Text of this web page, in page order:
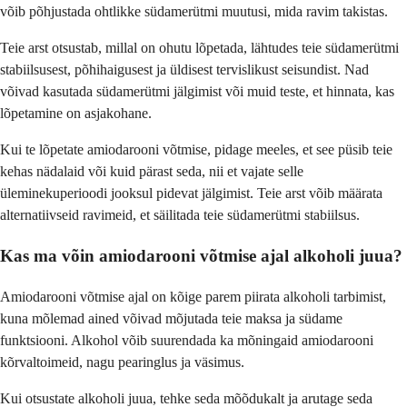
võib põhjustada ohtlikke südamerütmi muutusi, mida ravim takistas.
Teie arst otsustab, millal on ohutu lõpetada, lähtudes teie südamerütmi
stabiilsusest, põhihaigusest ja üldisest tervislikust seisundist. Nad
võivad kasutada südamerütmi jälgimist või muid teste, et hinnata, kas
lõpetamine on asjakohane.
Kui te lõpetate amiodarooni võtmise, pidage meeles, et see püsib teie
kehas nädalaid või kuid pärast seda, nii et vajate selle
üleminekuperioodi jooksul pidevat jälgimist. Teie arst võib määrata
alternatiivseid ravimeid, et säilitada teie südamerütmi stabiilsus.
Kas ma võin amiodarooni võtmise ajal alkoholi juua?
Amiodarooni võtmise ajal on kõige parem piirata alkoholi tarbimist,
kuna mõlemad ained võivad mõjutada teie maksa ja südame
funktsiooni. Alkohol võib suurendada ka mõningaid amiodarooni
kõrvaltoimeid, nagu pearinglus ja väsimus.
Kui otsustate alkoholi juua, tehke seda mõõdukalt ja arutage seda